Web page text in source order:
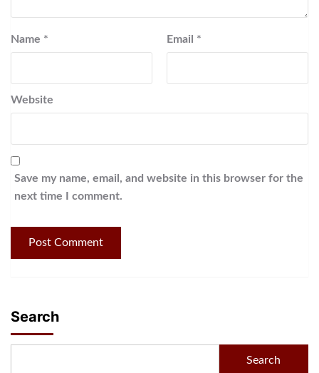
Name * Email *
Website
Save my name, email, and website in this browser for the
next time I comment.
Search
Search